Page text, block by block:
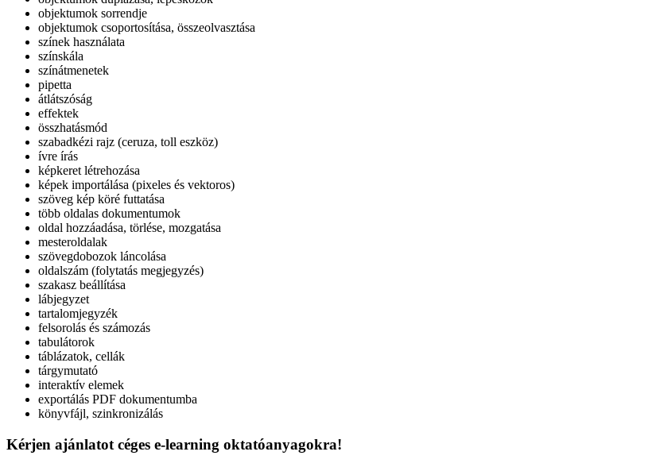
objektumok sorrendje
objektumok csoportosítása, összeolvasztása
színek használata
színskála
színátmenetek
pipetta
átlátszóság
effektek
összhatásmód
szabadkézi rajz (ceruza, toll eszköz)
ívre írás
képkeret létrehozása
képek importálása (pixeles és vektoros)
szöveg kép köré futtatása
több oldalas dokumentumok
oldal hozzáadása, törlése, mozgatása
mesteroldalak
szövegdobozok láncolása
oldalszám (folytatás megjegyzés)
szakasz beállítása
lábjegyzet
tartalomjegyzék
felsorolás és számozás
tabulátorok
táblázatok, cellák
tárgymutató
interaktív elemek
exportálás PDF dokumentumba
könyvfájl, szinkronizálás
Kérjen ajánlatot céges e-learning oktatóanyagokra!